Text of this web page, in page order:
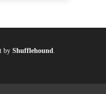
by Shufflehound.